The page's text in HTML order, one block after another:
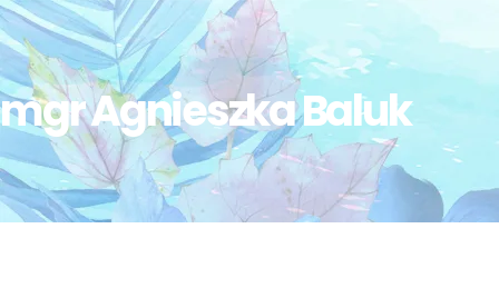
mgr Agnieszka Baluk